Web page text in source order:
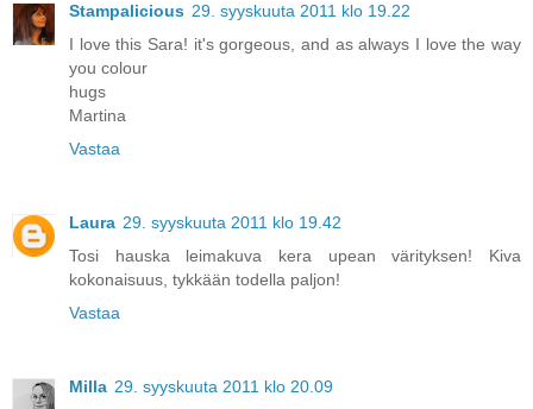
Stampalicious 29. syyskuuta 2011 klo 19.22
I love this Sara! it's gorgeous, and as always I love the way
you colour
hugs
Martina
Vastaa
Laura 29. syyskuuta 2011 klo 19.42
Tosi hauska leimakuva kera upean värityksen! Kiva
kokonaisuus, tykkään todella paljon!
Vastaa
Milla 29. syyskuuta 2011 klo 20.09